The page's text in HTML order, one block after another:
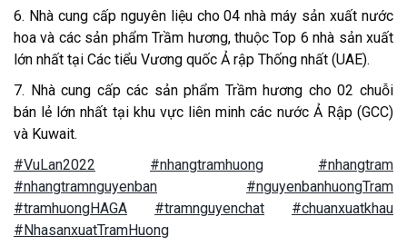
6. Nhà cung cấp nguyên liệu cho 04 nhà máy sản xuất nước
hoa và các sản phẩm Trầm hương, thuộc Top 6 nhà sản xuất
lớn nhất tại Các tiểu Vương quốc Ả rập Thống nhất (UAE).
7. Nhà cung cấp các sản phẩm Trầm hương cho 02 chuỗi
bán lẻ lớn nhất tại khu vực liên minh các nước Ả Rập (GCC)
và Kuwait.
#VuLan2022
#nhangtramhuong
#nhangtram
#nhangtramnguyenban
#nguyenbanhuongTram
#tramhuongHAGA
#tramnguyenchat
#chuanxuatkhau
#NhasanxuatTramHuong